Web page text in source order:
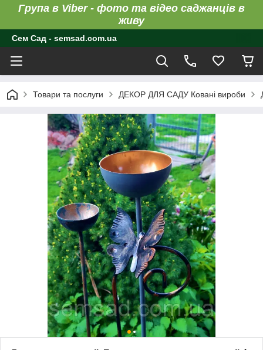
Група в Viber - фото та відео саджанців в
живу
Сем Сад - semsad.com.ua
Товари та послуги ДЕКОР ДЛЯ САДУ Ковані вироби